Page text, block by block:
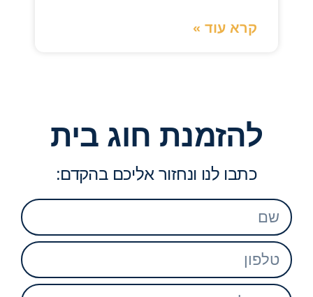
קרא עוד »
להזמנת חוג בית
כתבו לנו ונחזור אליכם בהקדם: